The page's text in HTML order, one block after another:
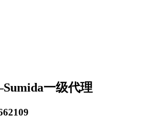
一级代理